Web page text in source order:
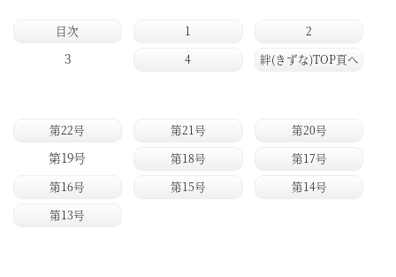
目次 1 2
3 4 絆(きずな)TOP頁へ
第22号 第21号 第20号
第19号 第18号
第17号
第16号
第15号
第14号
第13号